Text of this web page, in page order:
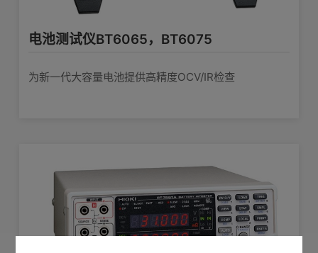
电池测试仪BT6065，BT6075
为新一代大容量电池提供高精度OCV/IR检查